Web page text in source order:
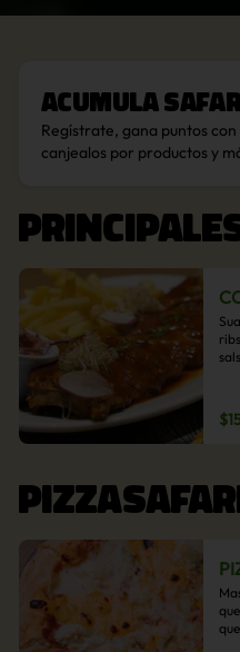
Acumula
Regístrate, gana puntos
canjealos por productos y